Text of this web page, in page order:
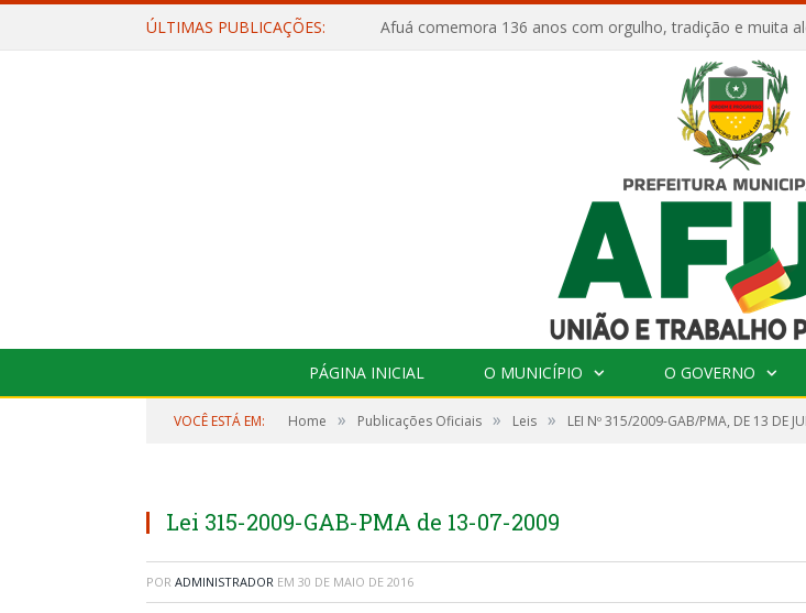
ÚLTIMAS PUBLICAÇÕES:
PÁGINA INICIAL O MUNICÍPIO O GOVERNO
VOCÊ ESTÁ EM: Home » Publicações Oficiais » Leis » LEI Nº 315/2009-GAB/PMA, DE 13 DE
Lei 315-2009-GAB-PMA de 13-07-2009
POR ADMINISTRADOR EM 30 DE MAIO DE 2016